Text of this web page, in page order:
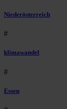
Niederösterreich
#
klimawandel
#
Essen